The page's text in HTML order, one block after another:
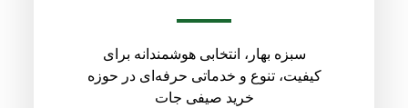
سبزه بهار، انتخابی هوشمندانه برای
کیفیت، تنوع و خدماتی حرفه‌ای در حوزه
خرید صیفی جات